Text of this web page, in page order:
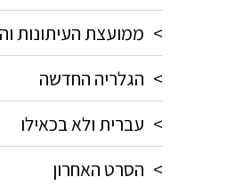
> ממועצת העיתונות
> הגלריה החדשה
> עברית ולא בכאילו
> הסרט האחרון